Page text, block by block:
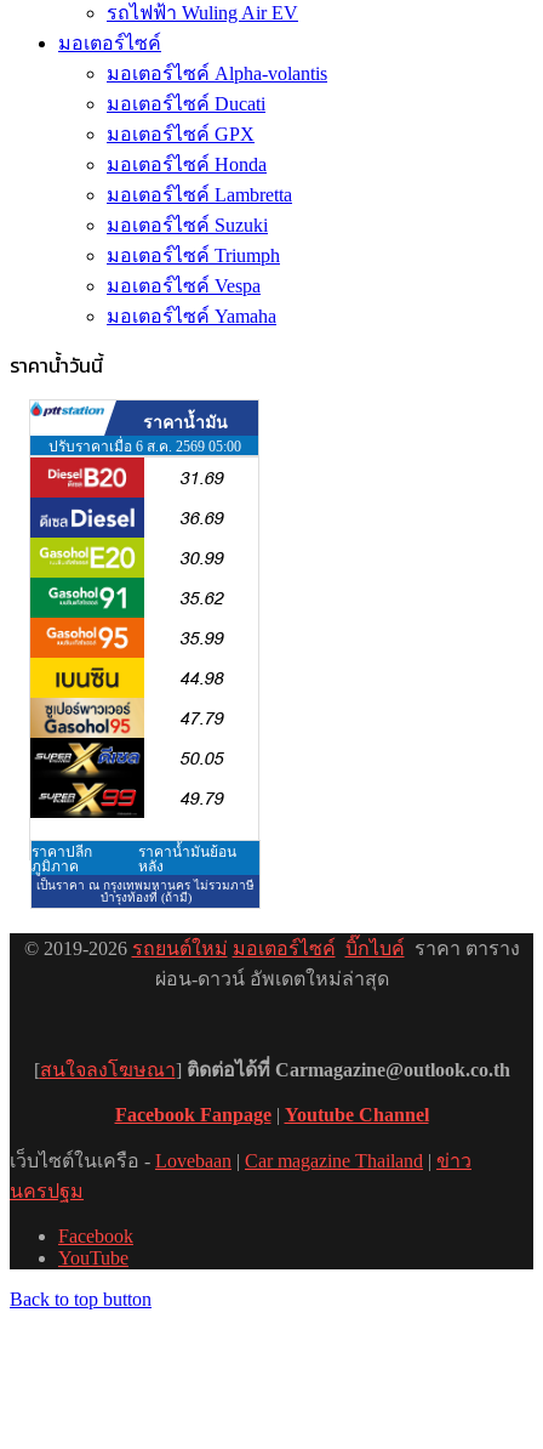
รถไฟฟ้า Wuling Air EV
มอเตอร์ไซค์
มอเตอร์ไซค์ Alpha-volantis
มอเตอร์ไซค์ Ducati
มอเตอร์ไซค์ GPX
มอเตอร์ไซค์ Honda
มอเตอร์ไซค์ Lambretta
มอเตอร์ไซค์ Suzuki
มอเตอร์ไซค์ Triumph
มอเตอร์ไซค์ Vespa
มอเตอร์ไซค์ Yamaha
ราคาน้ำวันนี้
© 2019-2026 รถยนต์ใหม่ มอเตอร์ไซค์ บิ๊กไบค์ ราคา ตาราง
ผ่อน-ดาวน์ อัพเดตใหม่ล่าสุด
[สนใจลงโฆษณา] ติดต่อได้ที่ Carmagazine@outlook.co.th
Facebook Fanpage| Youtube Channel
เว็บไซต์ในเครือ - Lovebaan | Car magazine Thailand | ข่าว
นครปฐม
Facebook
YouTube
Back to top button